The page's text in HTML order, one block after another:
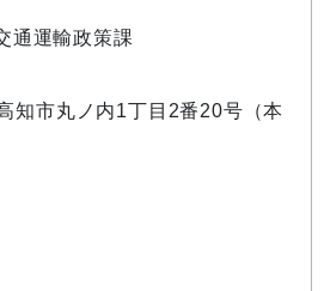
通運輸政策課
知市丸ノ内1丁目2番20号（本